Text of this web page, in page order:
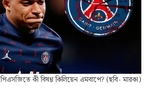
পিএসজিতে কী বিষণ্ণ কিলিয়েন এমবাপে? (ছবি- মারকা)